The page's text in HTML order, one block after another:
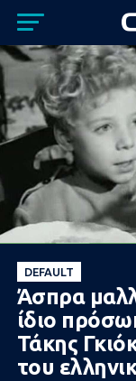
DEFAULT
Άσπρα
ίδιο
Τάκης
του